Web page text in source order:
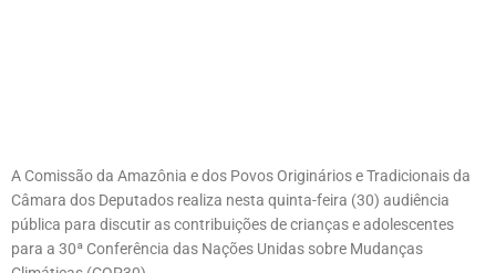
A Comissão da Amazônia e dos Povos Originários e Tradicionais da
Câmara dos Deputados realiza nesta quinta-feira (30) audiência
pública para discutir as contribuições de crianças e adolescentes
para a 30ª Conferência das Nações Unidas sobre Mudanças